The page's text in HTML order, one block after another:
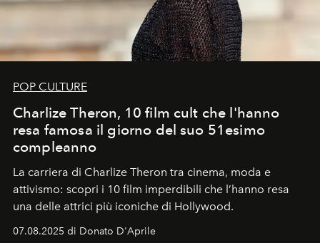
POP CULTURE
Charlize Theron, 10 film cult che l'hanno
resa famosa il giorno del suo 51esimo
compleanno
La carriera di Charlize Theron tra cinema, moda e
attivismo: scopri i 10 film imperdibili che l’hanno resa
una delle attrici più iconiche di Hollywood.
07.08.2025 di Donato D'Aprile